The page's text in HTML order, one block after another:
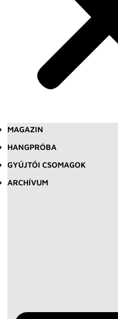
MAGAZIN
HANGPRÓBA
GYŰJTŐI CSOMAGOK
ARCHÍVUM